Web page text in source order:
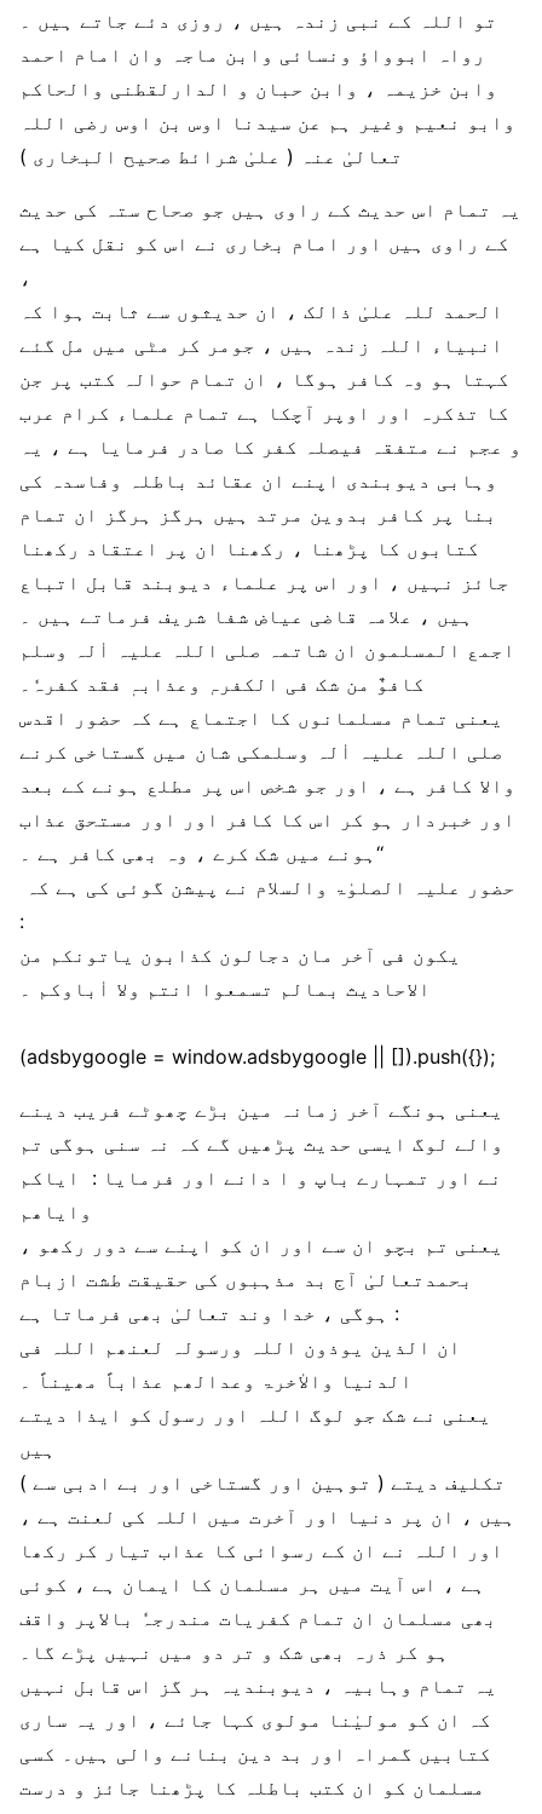
تو اللہ کے نبی زندہ ہیں ، روزی دئے جاتے ہیں ۔
رواہ ابوواؤ ونسائی وابن ماجہ وان امام احمد
وابن خزیمہ ، وابن حبان و الدارلقطنی والحاکم
وابو نعیم وغیر ہم عن سیدنا اوس بن اوس رضی اللہ
یہ تمام اس حدیث کے راوی ہیں جو صحاح ستہ کی حدیث
کے راوی ہیں اور امام بخاری نے اس کو نقل کیا ہے
،
الحمد للہ علیٰ ذالک ، ان حدیثوں سے ثابت ہوا کہ
انبیاء اللہ زندہ ہیں ، جومر کر مٹی میں مل گئے
کہتا ہو وہ کافر ہوگا ، ان تمام حوالہ کتب پر جن
کا تذکرہ اور اوپر آچکا ہے تمام علماء کرام عرب
و عجم نے متفقہ فیصلہ کفر کا صادر فرمایا ہے ، یہ
وہابی دیوبندی اپنے ان عقائد باطلہ وفاسدہ کی
بنا پر کافر بدوین مرتد ہیں ہرگز ہرگز ان تمام
کتابوں کا پڑھنا ، رکھنا ان پر اعتقاد رکھنا
جائز نہیں ، اور اس پر علماء دیوبند قابل اتباع
ہیں ، علامہ قاضی عیاض شفا شریف فرماتے ہیں ۔
اجمع المسلمون ان شاتمہ صلی اللہ علیہ اٰلہ وسلم
یعنی تمام مسلمانوں کا اجتماع ہے کہ حضور اقدس
صلی اللہ علیہ اٰلہ وسلمکی شان میں گستاخی کرنے
والا کافر ہے ، اور جو شخص اس پر مطلع ہونے کے بعد
اور خبردار ہو کر اس کا کافر اور اور مستحق عذاب
ہونے میں شک کرے ، وہ بھی کافر ہے ۔‘‘
:
یکون فی آخر مان دجالون کذابون یاتونکم من
الاحادیث بمالم تسمعوا انتم ولا اٰباوکم ۔
(adsbygoogle = window.adsbygoogle || []).push({});
یعنی ہونگے آخر زمانہ مین بڑے چھوٹے فریب دینے
والے لوگ ایسی حدیث پڑھیں گے کہ نہ سنی ہوگی تم
نے اور تمہارے باپ و ا دانے اور فرمایا : ایاکم
یعنی تم بچو ان سے اور ان کو اپنے سے دور رکھو ،
بحمدتعالیٰ آج بد مذہبوں کی حقیقت طشت ازبام
ہوگی ، خدا وند تعالیٰ بھی فرماتا ہے :
ان الذین یوذون اللہ ورسولہ لعنھم اللہ فی
الدنیا والاٰخرۃ وعدالھم عذاباً مھیناً ۔
یعنی نے شک جو لوگ اللہ اور رسول کو ایذا دیتے
ہیں
( توہین اور گستاخی اور بے ادبی سے ) تکلیف دیتے
ہیں ، ان پر دنیا اور آخرت میں اللہ کی لعنت ہے ،
اور اللہ نے ان کے رسوائی کا عذاب تیار کر رکھا
ہے ، اس آیت میں ہر مسلمان کا ایمان ہے ، کوئی
بھی مسلمان ان تمام کفریات مندرجہٗ بالاپر واقف
ہو کر ذرہ بھی شک و تر دو میں نہیں پڑے گا۔
یہ تمام وہابیہ ، دیوبندیہ ہر گز اس قابل نہیں
کہ ان کو مولیٰنا مولوی کہا جائے ، اور یہ ساری
کتابیں گمراہ اور بد دین بنانے والی ہیں۔ کسی
مسلمان کو ان کتب باطلہ کا پڑھنا جائز و درست